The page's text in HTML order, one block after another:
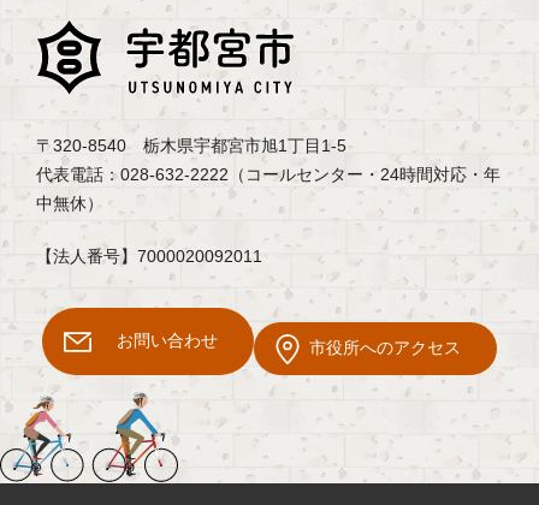
〒320-8540 栃木県宇都宮市旭1丁目1-5
代表電話：028-632-2222（コールセンター・24時間対応・年
中無休）
【法人番号】7000020092011
お問い合わせ 市役所へのアクセス